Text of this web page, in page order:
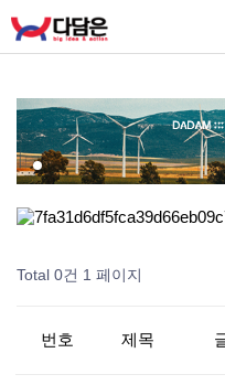
Total 0건 1 페이지
번호 제목